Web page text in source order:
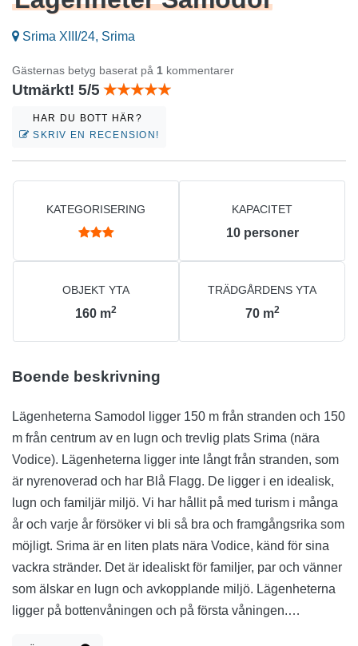
Srima XIII/24, Srima
Gästernas betyg baserat på 1 kommentarer
Utmärkt! 5/5
HAR DU BOTT HÄR?
SKRIV EN RECENSION!
KATEGORISERING KAPACITET
10 personer
OBJEKT YTA
160 m2
TRÄDGÅRDENS YTA
70 m2
Boende beskrivning
Lägenheterna Samodol ligger 150 m från stranden och 150
m från centrum av en lugn och trevlig plats Srima (nära
Vodice). Lägenheterna ligger inte långt från stranden, som
är nyrenoverad och har Blå Flagg. De ligger i en idealisk,
lugn och familjär miljö. Vi har hållit på med turism i många
år och varje år försöker vi bli så bra och framgångsrika som
möjligt. Srima är en liten plats nära Vodice, känd för sina
vackra stränder. Det är idealiskt för familjer, par och vänner
som älskar en lugn och avkopplande miljö. Lägenheterna
ligger på bottenvåningen och på första våningen.